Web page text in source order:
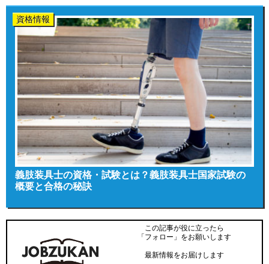
資格情報
義肢装具士の資格・試験とは？義肢装具士国家試験の
概要と合格の秘訣
この記事が役に立ったら
「フォロー」をお願いします
最新情報をお届けします